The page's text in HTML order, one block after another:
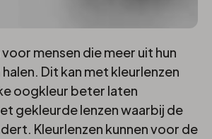
voor mensen die meer uit hun
Dit kan met kleurlenzen
oogkleur beter laten
gekleurde lenzen waarbij de
Kleurlenzen kunnen voor de